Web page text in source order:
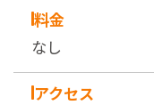
料金
なし
アクセス